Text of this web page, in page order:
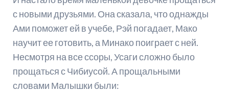
с новыми друзьями. Она сказала, что однажды
Ами поможет ей в учебе, Рэй погадает, Мако
научит ее готовить, а Минако поиграет с ней.
Несмотря на все ссоры, Усаги сложно было
прощаться с Чибиусой. А прощальными
словами Малышки были: